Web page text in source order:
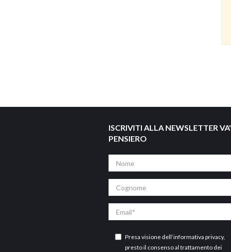
ISCRIVITI ALLA NEWSLETTER VA'
PENSIERO
Presa visione dell’informativa privacy,
presto il consenso al trattamento dei